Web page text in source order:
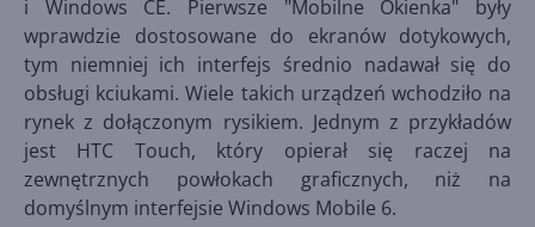
i Windows CE. Pierwsze "Mobilne Okienka" były
wprawdzie dostosowane do ekranów dotykowych,
tym niemniej ich interfejs średnio nadawał się do
obsługi kciukami. Wiele takich urządzeń wchodziło na
rynek z dołączonym rysikiem. Jednym z przykładów
jest HTC Touch, który opierał się raczej na
zewnętrznych powłokach graficznych, niż na
domyślnym interfejsie Windows Mobile 6.